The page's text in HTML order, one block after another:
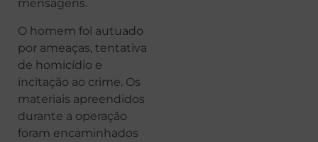
mensagens.
O homem foi autuado
por ameaças, tentativa
de homicídio e
incitação ao crime. Os
materiais apreendidos
durante a operação
foram encaminhados